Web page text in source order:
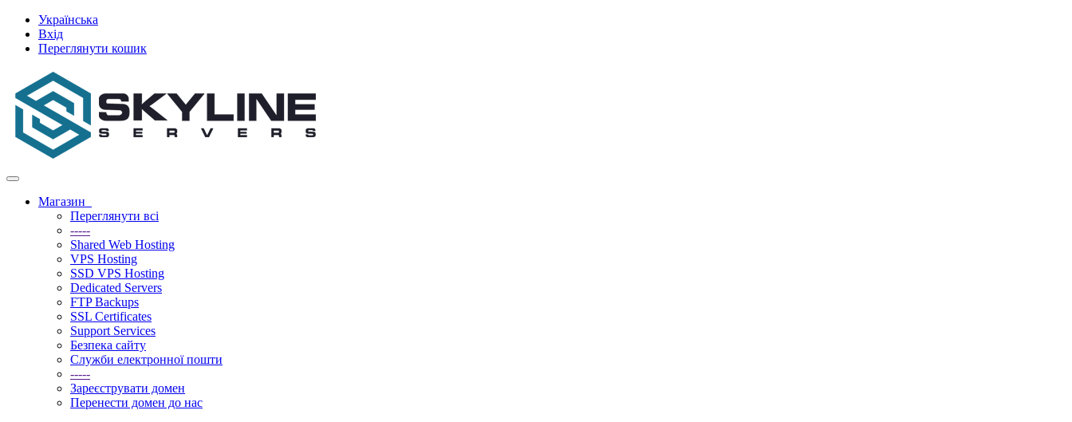
Українська
Вхід
Переглянути кошик
Переключити
навігаціюМагазин
Переглянути всі
-----
Shared Web Hosting
VPS Hosting
SSD VPS Hosting
Dedicated Servers
FTP Backups
SSL Certificates
Support Services
Безпека сайту
Служби електронної пошти
-----
Зареєструвати домен
Перенести домен до нас